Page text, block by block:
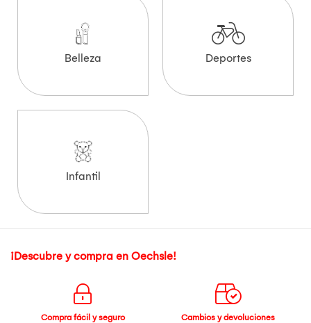
Belleza Deportes
Infantil
¡Descubre y compra en Oechsle!
Compra fácil y seguro
Cambios y devoluciones